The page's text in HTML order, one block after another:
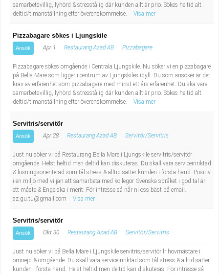
Sanering och renhållning
Socialt arbete
Säkerhetsarbete
Tekniskt arbete
Transport
Lastbilsförare m.fl.
Informatör/Kommunikatör
Brevbärare
Sjuksköterska, grundutbildad
Kock, storhushåll
Undersköterska, vård- o specialavd. o mottagning
Bibliotekarie
Administrativ assistent
Lärare i gymnasiet
samarbetsvillig, lyhörd & stresstålig där kunden allt är prio. Sökes heltid alt.
deltid/timanställning efter överenskommelse.
Visa mer
Pizzabagare sökes i Ljungskile
Ansök Apr 1 Restaurang Azad AB Pizzabagare
Pizzabagare sökes omgående i Centrala Ljungskile. Nu söker vi en pizzabagare
på Bella Mare som ligger i centrum av Ljungskiles idyll. Du som ansöker är det
krav av erfarenhet som pizzabagare med minst ett års erfarenhet. Du ska vara
samarbetsvillig, lyhörd & stresstålig där kunden allt är prio. Sökes heltid alt.
deltid/timanställning efter överenskommelse.
Visa mer
Servitris/servitör
Ansök Apr 28 Restaurang Azad AB Servitör/Servitris
Just nu söker vi på Restaurang Bella Mare i Ljungskile servitris/servitör
omgående. Helst heltid men deltid kan diskuteras. Du skall vara serviceinriktad
& lösningsorienterad som tål stress & alltid sätter kunden i första hand. Positiv
i en miljö med viljan att samarbeta med kollegor. Svenska språket i god tal är
ett måste & Engelska i merit. För intresse så når ni oss bäst på email.
az.gu.tu@gmail.com
Visa mer
Servitris/servitör
Ansök Okt 30 Restaurang Azad AB Servitör/Servitris
Just nu söker vi på Bella Mare i Ljungskile servitris/servitör lr hovmästare i
omnejd & omgående. Du skall vara serviceinriktad som tål stress & alltid sätter
kunden i första hand. Helst heltid men deltid kan diskuteras. För intresse så